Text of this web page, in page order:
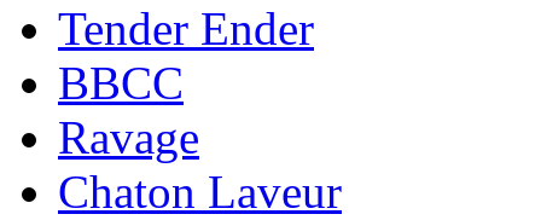
Tender Ender
BBCC
Ravage
Chaton Laveur